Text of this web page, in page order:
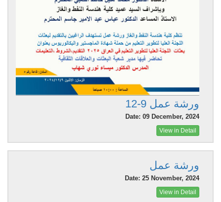
ورشة عمل 9-12
Date: 09 December, 2024
View in Detail
ورشة عمل
Date: 25 November, 2024
View in Detail